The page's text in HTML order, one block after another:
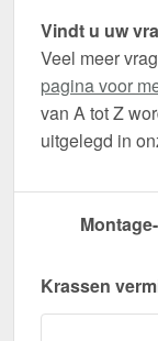
Vindt u uw
Veel meer
pagina voor
van A tot Z
uitgelegd in
Krassen